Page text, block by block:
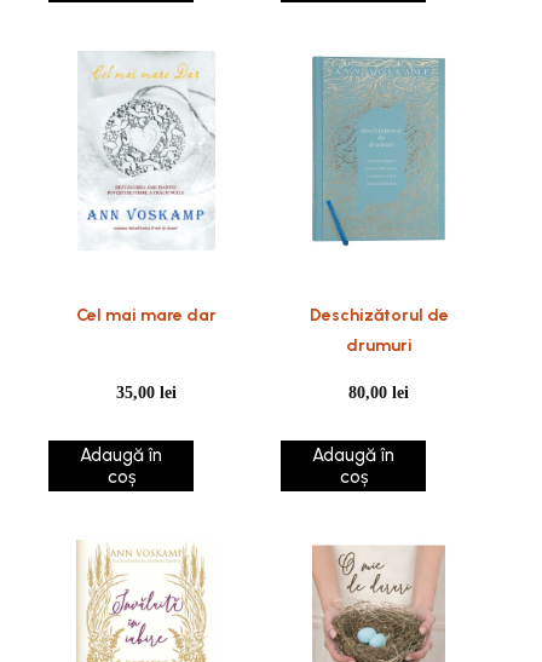
Cel mai mare dar
35,00lei
Adaugă în
coș
Deschizătorul de
drumuri
80,00lei
Adaugă în
coș